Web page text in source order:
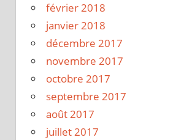
février 2018
janvier 2018
décembre 2017
novembre 2017
octobre 2017
septembre 2017
août 2017
juillet 2017